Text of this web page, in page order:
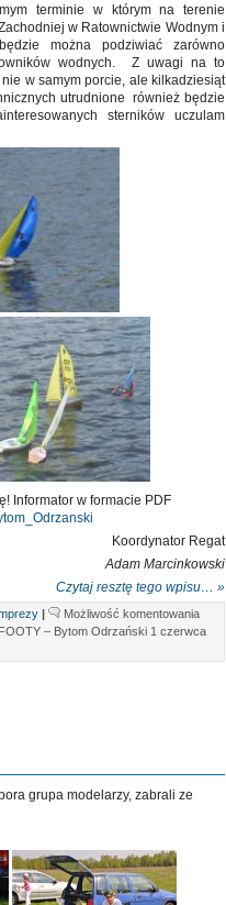
terminie w którym na terenie
w Ratownictwie Wodnym i
można podziwiać zarówno
wodnych. Z uwagi na to
w samym porcie, ale kilkadziesiąt
utrudnione również będzie
sterników uczulam
Informator w formacie PDF
Koordynator Regat
Adam Marcinkowski
Czytaj resztę tego wpisu… »
|
Możliwość komentowania
– Bytom Odrzański 1 czerwca
grupa modelarzy, zabrali ze